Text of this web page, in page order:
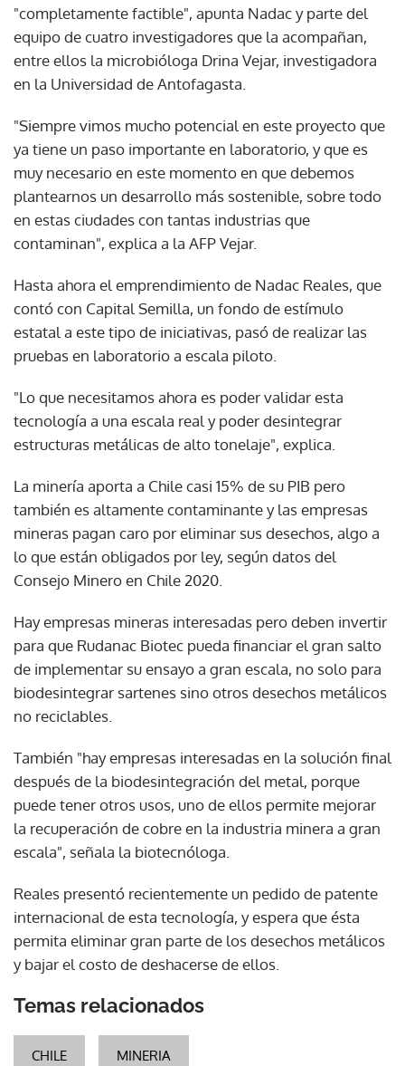
"completamente factible", apunta Nadac y parte del
equipo de cuatro investigadores que la acompañan,
entre ellos la microbióloga Drina Vejar, investigadora
en la Universidad de Antofagasta.
"Siempre vimos mucho potencial en este proyecto que
ya tiene un paso importante en laboratorio, y que es
muy necesario en este momento en que debemos
plantearnos un desarrollo más sostenible, sobre todo
en estas ciudades con tantas industrias que
contaminan", explica a la AFP Vejar.
Hasta ahora el emprendimiento de Nadac Reales, que
contó con Capital Semilla, un fondo de estímulo
estatal a este tipo de iniciativas, pasó de realizar las
pruebas en laboratorio a escala piloto.
"Lo que necesitamos ahora es poder validar esta
tecnología a una escala real y poder desintegrar
estructuras metálicas de alto tonelaje", explica.
La minería aporta a Chile casi 15% de su PIB pero
también es altamente contaminante y las empresas
mineras pagan caro por eliminar sus desechos, algo a
lo que están obligados por ley, según datos del
Consejo Minero en Chile 2020.
Hay empresas mineras interesadas pero deben invertir
para que Rudanac Biotec pueda financiar el gran salto
de implementar su ensayo a gran escala, no solo para
biodesintegrar sartenes sino otros desechos metálicos
no reciclables.
También "hay empresas interesadas en la solución final
después de la biodesintegración del metal, porque
puede tener otros usos, uno de ellos permite mejorar
la recuperación de cobre en la industria minera a gran
escala", señala la biotecnóloga.
Reales presentó recientemente un pedido de patente
internacional de esta tecnología, y espera que ésta
permita eliminar gran parte de los desechos metálicos
y bajar el costo de deshacerse de ellos.
Temas relacionados
CHILE MINERIA